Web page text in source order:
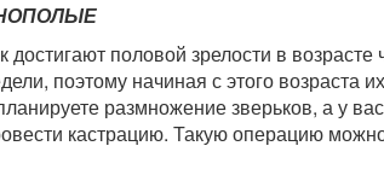
достигают половой зрелости в
поэтому начиная с этого возраста
размножение зверьков, а у
кастрацию. Такую операцию